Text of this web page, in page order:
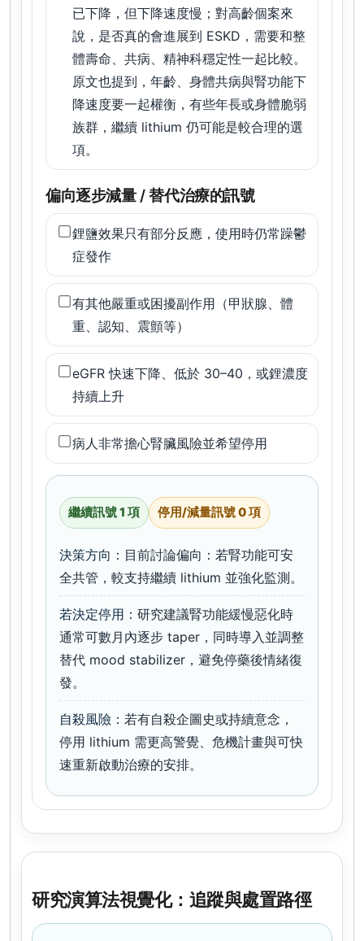
已下降，但下降速度慢；對高齡個案來
說，是否真的會進展到 ESKD，需要和整
體壽命、共病、精神科穩定性一起比較。
原文也提到，年齡、身體共病與腎功能下
降速度要一起權衡，有些年長或身體脆弱
族群，繼續 lithium 仍可能是較合理的選
項。
偏向逐步減量 / 替代治療的訊號
鋰鹽效果只有部分反應，使用時仍常躁鬱
症發作
有其他嚴重或困擾副作用（甲狀腺、體
重、認知、震顫等）
eGFR 快速下降、低於 30–40，或鋰濃度
持續上升
病人非常擔心腎臟風險並希望停用
繼續訊號 1 項 停用/減量訊號 0 項
決策方向 ：目前討論偏向：若腎功能可安
全共管，較支持繼續 lithium 並強化監測。
若決定停用 ：研究建議腎功能緩慢惡化時
通常可數月內逐步 taper，同時導入並調整
替代 mood stabilizer，避免停藥後情緒復
發。
自殺風險 ：若有自殺企圖史或持續意念，
停用 lithium 需更高警覺、危機計畫與可快
速重新啟動治療的安排。
研究演算法視覺化：追蹤與處置路徑